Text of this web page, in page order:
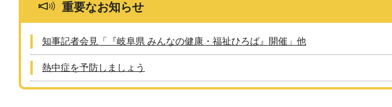
重要なお知らせ
知事記者会見「『岐阜県 みんなの健康・福祉ひろば』開催」他
熱中症を予防しましょう